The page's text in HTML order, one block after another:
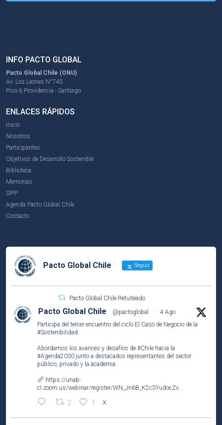
INFO PACTO GLOBAL
Pacto Global Chile (ONU)
Av. Los Leones N°745
Piso 6 Providencia - Santiago
ENLACES RÁPIDOS
Inicio
Nosotros
Participantes
Objetivos de Desarrollo Sostenible
Biblioteca
Memorias
SIPP
Agenda Pacto Global Chile
Contacto
Pacto Global Chile Seguir
Pacto Global Chile Retuiteado
Pacto Global Chile @pactoglobal ·
4 Ago
Participa del tercer encuentro del ciclo El Caso de Negocio de la
#Sostenibilidad.
Abordamos los avances y desafíos de #Chile hacia la
#Agenda2030 junto a destacados representantes del sector
público, privado y la academia.
https://unab-
cl.zoom.us/webinar/register/WN_Jn6B_K2cSYudocZv...
2 1 X